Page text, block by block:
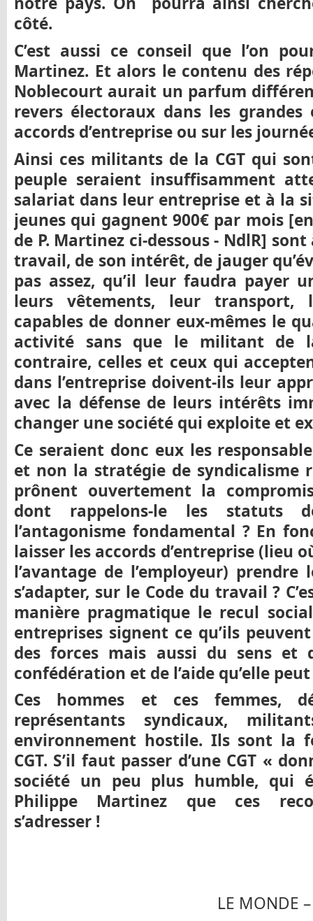
côté.
C’est aussi ce conseil que l’on
Martinez. Et alors le contenu des
Noblecourt aurait un parfum
revers électoraux dans les grandes
accords d’entreprise ou sur les
Ainsi ces militants de la CGT qui
peuple seraient insuffisamment
salariat dans leur entreprise et à la
jeunes qui gagnent 900€ par mois
de P. Martinez ci-dessous - NdlR]
travail, de son intérêt, de jauger
pas assez, qu’il leur faudra payer
leurs vêtements, leur
capables de donner eux-mêmes le
activité sans que le militant de
contraire, celles et ceux qui
dans l’entreprise doivent-ils leur
avec la défense de leurs intérêts
changer une société qui exploite et
Ce seraient donc eux les
et non la stratégie de syndicalisme
prônent ouvertement la
dont rappelons-le les statuts
l’antagonisme fondamental ? En
laisser les accords d’entreprise (lieu
l’avantage de l’employeur)
s’adapter, sur le Code du travail ?
manière pragmatique le recul
entreprises signent ce qu’ils
des forces mais aussi du sens et
confédération et de l’aide qu’elle
Ces hommes et ces femmes,
représentants syndicaux,
environnement hostile. Ils sont la
CGT. S’il faut passer d’une CGT «
société un peu plus humble, qui
Philippe Martinez que ces
s’adresser !
LE MONDE